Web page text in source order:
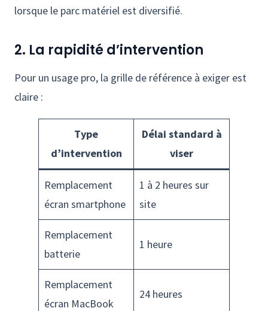
lorsque le parc matériel est diversifié.
2. La rapidité d’intervention
Pour un usage pro, la grille de référence à exiger est
claire :
Type
d’intervention
Délai standard à
viser
Remplacement
écran smartphone
1 à 2 heures sur
site
Remplacement
batterie
1 heure
Remplacement
écran MacBook
24 heures